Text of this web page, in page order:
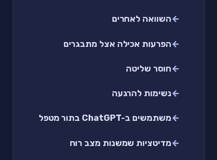
השוואה לאחרים
הפרעות אכילה אצל מתבגרים
חוסר שליטה
נשימות להרגעה
משתמשים ב-ChatGPT בתור מטפל
מדיטציות שמשנות מצב רוח